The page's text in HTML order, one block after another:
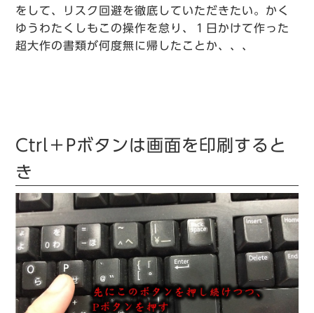
をして、リスク回避を徹底していただきたい。かく
ゆうわたくしもこの操作を怠り、１日かけて作った
超大作の書類が何度無に帰したことか、、、
Ctrl＋Pボタンは画面を印刷すると
き